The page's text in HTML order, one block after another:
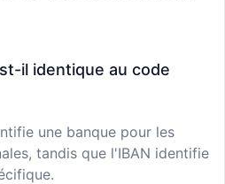
il identique au code
une banque pour les
tandis que l'IBAN identifie